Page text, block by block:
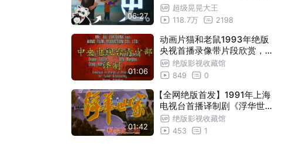
06:27
！ 超级晃晃大王
118.7万
2198
01:06
动画片猫和老鼠1993年绝版
央视首播录像带片段欣赏，重
温最老最经典的版本。
绝版影视收藏馆
849
0
01:42
【全网绝版首发】1991年上海
电视台首播译制剧《浮华世家
》录像带母带片段欣赏
绝版影视收藏馆
453
1